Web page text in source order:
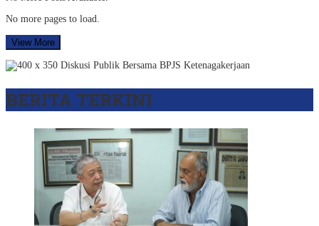
No more pages to load.
View More
BERITA TERKINI